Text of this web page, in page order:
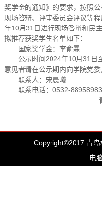
奖学金的通知》的要求，按照
现场答辩、评审委员会评议等
年10月31日进行现场答辩和民
拟推荐获奖学生名单如下：
国家奖学金：李俞霖
公示时间2024年10月31日
意见者请在公示期内向学院党委
联系人：宋晨曦
联系电话：0532-88958983
Copyright©2017 青岛
电